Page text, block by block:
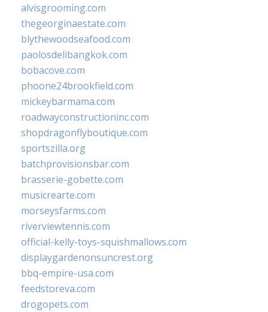
alvisgrooming.com
thegeorginaestate.com
blythewoodseafood.com
paolosdelibangkok.com
bobacove.com
phoone24brookfield.com
mickeybarmama.com
roadwayconstructioninc.com
shopdragonflyboutique.com
sportszilla.org
batchprovisionsbar.com
brasserie-gobette.com
musicrearte.com
morseysfarms.com
riverviewtennis.com
official-kelly-toys-squishmallows.com
displaygardenonsuncrest.org
bbq-empire-usa.com
feedstoreva.com
drogopets.com